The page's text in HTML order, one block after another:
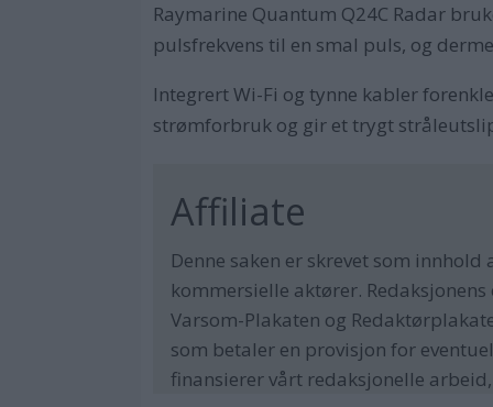
Raymarine Quantum Q24C Radar
pulsfrekvens til en smal puls, og
Integrert Wi-Fi og tynne kabler
strømforbruk og gir et trygt
Affiliate
Denne saken er skrevet som
kommersielle aktører.
Varsom-Plakaten og
som betaler en provisjon for
finansierer vårt redaksjonelle